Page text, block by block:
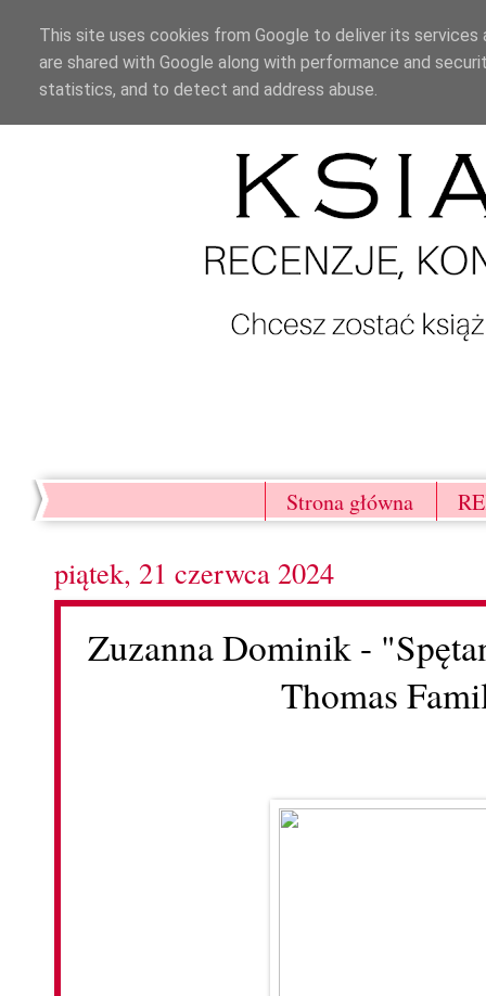
Strona główna
piątek, 21 czerwca 2024
Zuzanna Dominik -
Thomas
This site uses cookies from Google to deliver its
are shared with Google along with performance and
statistics, and to detect and address abuse.